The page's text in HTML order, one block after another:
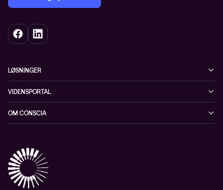
LØSNINGER
Netværk
Datacenter & Cloud
Observability
Conscia Managed Services
Conscia Services
VIDENSPORTAL
Events
Videoer
Whitepapers
OM CONSCIA
Partnere
Presserum